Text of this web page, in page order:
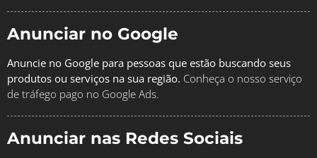
Anunciar no Google
Anuncie no Google para pessoas que estão buscando seus
produtos ou serviços na sua região. Conheça o nosso serviço
de tráfego pago no Google Ads.
Anunciar nas Redes Sociais